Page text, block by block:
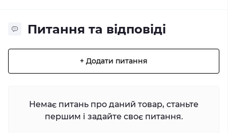
Питання та відповіді
+ Додати питання
Немає питань про даний товар, станьте
першим і задайте своє питання.